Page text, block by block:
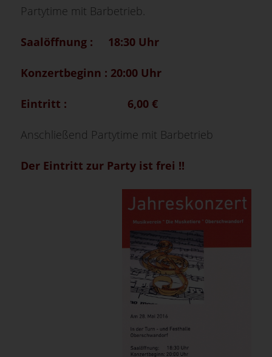
Partytime mit Barbetrieb.
Saalöffnung : 18:30 Uhr
Konzertbeginn : 20:00 Uhr
Eintritt : 6,00 €
Anschließend Partytime mit Barbetrieb
Der Eintritt zur Party ist frei !!